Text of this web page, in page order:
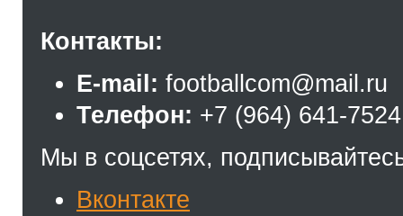
Контакты:
E-mail: footballcom@mail.ru
Телефон: +7 (964) 641-7524
Мы в соцсетях,
Вконтакте